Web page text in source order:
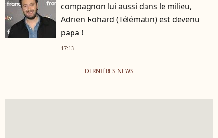
compagnon lui aussi dans le milieu,
Adrien Rohard (Télématin) est devenu
papa !
17:13
DERNIÈRES NEWS